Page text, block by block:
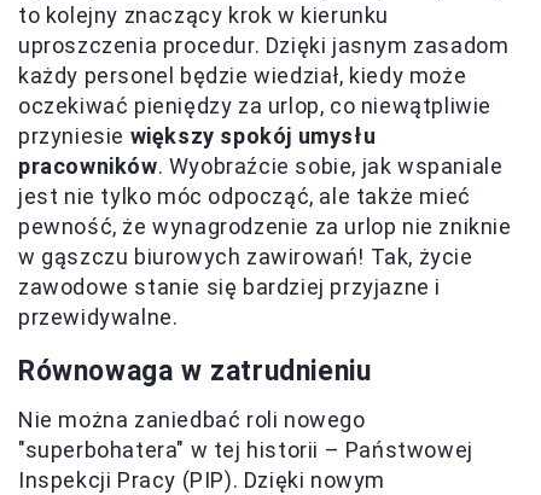
to kolejny znaczący krok w kierunku
uproszczenia procedur. Dzięki jasnym zasadom
każdy personel będzie wiedział, kiedy może
oczekiwać pieniędzy za urlop, co niewątpliwie
przyniesie większy spokój umysłu
pracowników. Wyobraźcie sobie, jak wspaniale
jest nie tylko móc odpocząć, ale także mieć
pewność, że wynagrodzenie za urlop nie zniknie
w gąszczu biurowych zawirowań! Tak, życie
zawodowe stanie się bardziej przyjazne i
przewidywalne.
Równowaga w zatrudnieniu
Nie można zaniedbać roli nowego
"superbohatera" w tej historii – Państwowej
Inspekcji Pracy (PIP). Dzięki nowym